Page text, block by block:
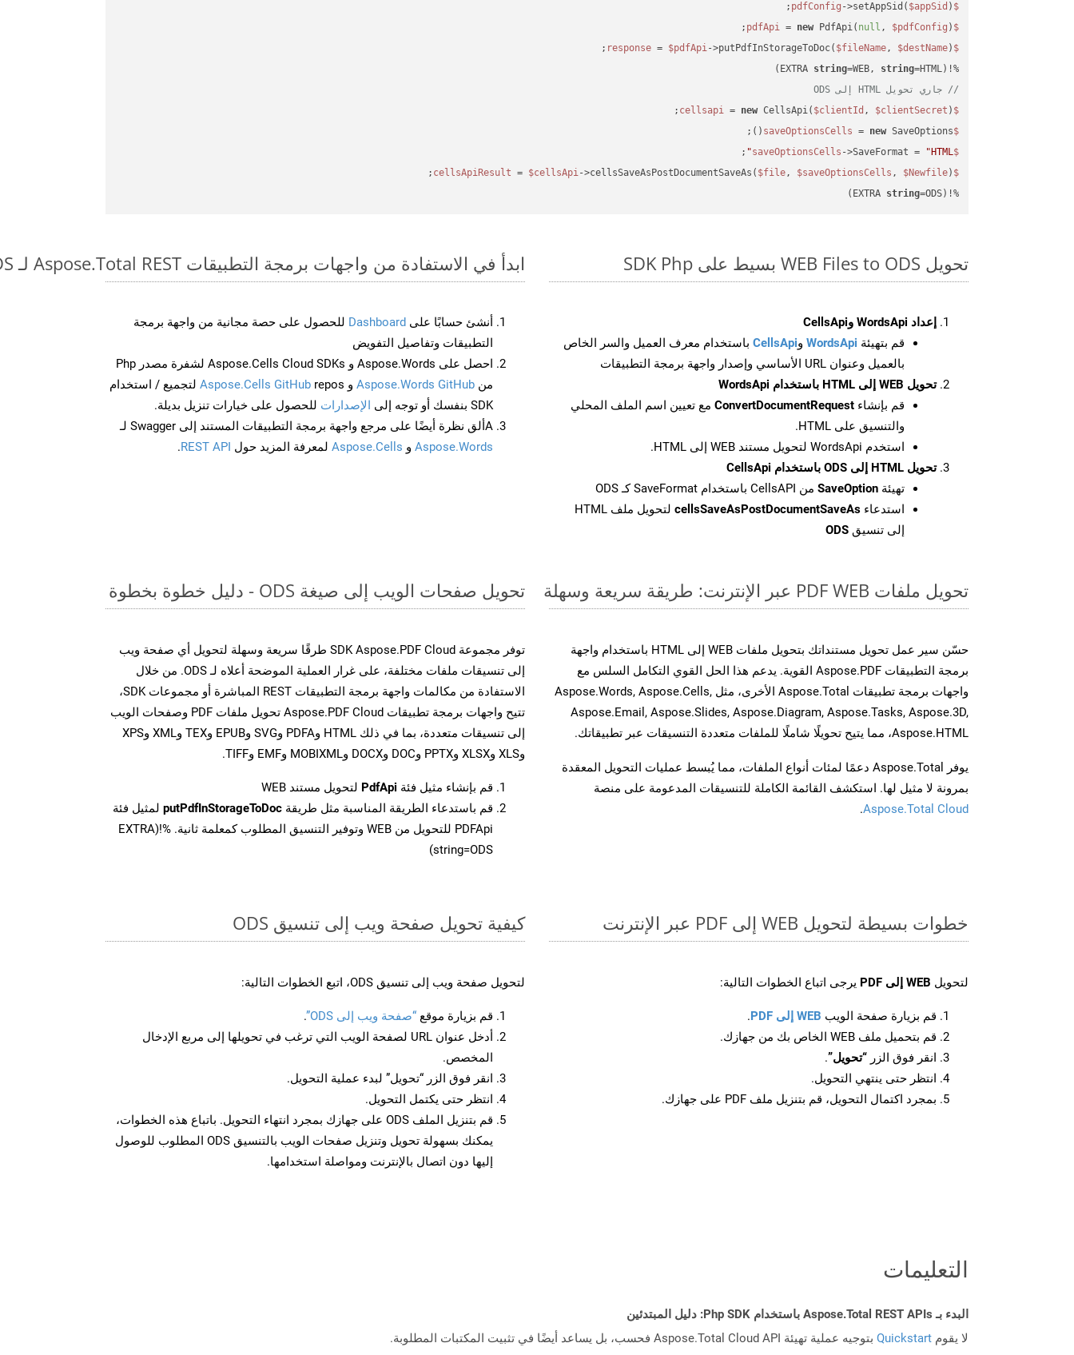
$pdfConfig
->setAppSid( $appSid );
$pdfApi
= new PdfApi( null , $pdfConfig );
$response
= $pdfApi->putPdfInStorageToDoc( $fileName, $destName
%!(EXTRA
string=WEB, string=HTML)
// جاري تحويل HTML إلى ODS
$cellsapi
= new CellsApi( $clientId , $clientSecret );
$saveOptionsCells
= new SaveOptions();
$saveOptionsCells
->SaveFormat = "HTML"
;
$cellsApiResult
= $cellsApi->cellsSaveAsPostDocumentSaveAs( $file, $saveOptionsCells , $Newfile
%!(EXTRA
string=ODS)
تحويل WEB Files to ODS بسيط على SDK Php
إعداد WordsApi وCellsApi
قم بتهيئة WordsApi وCellsApi باستخدام معرف العميل والسر الخاص
بالعميل وعنوان URL الأساسي وإصدار واجهة برمجة التطبيقات
تحويل WEB إلى HTML باستخدام WordsApi
قم بإنشاء ConvertDocumentRequest مع تعيين اسم الملف المحلي
والتنسيق على HTML.
استخدم WordsApi لتحويل مستند WEB إلى HTML.
تحويل HTML إلى ODS باستخدام CellsApi
تهيئة SaveOption من CellsAPI باستخدام SaveFormat كـ ODS
استدعاء cellsSaveAsPostDocumentSaveAs
لتحويل ملف HTML
إلى تنسيق ODS
ابدأ في الاستفادة من واجهات برمجة التطبيقات Aspose.Total REST لـ WEB to ODS
أنشئ حسابًا على Dashboard للحصول على حصة مجانية من واجهة برمجة
التطبيقات وتفاصيل التفويض
احصل على Aspose.Words و Aspose.Cells Cloud SDKs لشفرة مصدر Php
من Aspose.Words GitHub و Aspose.Cells GitHub repos لتجميع / استخدام
SDK بنفسك أو توجه إلى
الإصدارات للحصول على خيارات تنزيل بديلة.
Aألق نظرة أيضًا على مرجع واجهة برمجة التطبيقات المستند إلى Swagger لـ
Aspose.Words و Aspose.Cells لمعرفة المزيد حول REST API
.
تحويل ملفات PDF WEB عبر الإنترنت: طريقة سريعة وسهلة
حسّن سير عمل تحويل مستنداتك بتحويل ملفات WEB إلى HTML باستخدام واجهة
برمجة التطبيقات Aspose.PDF القوية. يدعم هذا الحل القوي التكامل السلس مع
واجهات برمجة تطبيقات Aspose.Total الأخرى، مثل Aspose.Words, Aspose.Cells,
Aspose.Email, Aspose.Slides, Aspose.Diagram, Aspose.Tasks, Aspose.3D,
Aspose.HTML، مما يتيح تحويلًا شاملًا للملفات متعددة التنسيقات عبر تطبيقاتك.
يوفر Aspose.Total دعمًا لمئات أنواع الملفات، مما يُبسط عمليات التحويل المعقدة
بمرونة لا مثيل لها. استكشف القائمة الكاملة للتنسيقات المدعومة على منصة
Aspose.Total Cloud
.
تحويل صفحات الويب إلى صيغة ODS - دليل خطوة بخطوة
توفر مجموعة SDK Aspose.PDF Cloud طرقًا سريعة وسهلة لتحويل أي صفحة ويب
إلى تنسيقات ملفات مختلفة، على غرار العملية الموضحة أعلاه لـ ODS. من خلال
الاستفادة من مكالمات واجهة برمجة التطبيقات REST المباشرة أو مجموعات SDK،
تتيح واجهات برمجة تطبيقات Aspose.PDF Cloud تحويل ملفات PDF وصفحات الويب
إلى تنسيقات متعددة، بما في ذلك HTML وPDFA وSVG وEPUB وTEX وXML وXPS
وXLS وXLSX وPPTX وDOC وDOCX وMOBIXML وEMF وTIFF.
قم بإنشاء مثيل فئة PdfApi لتحويل مستند WEB
قم باستدعاء الطريقة المناسبة مثل طريقة putPdfInStorageToDoc لمثيل فئة
PDFApi للتحويل من WEB وتوفير التنسيق المطلوب كمعلمة ثانية. %!(EXTRA
string=ODS)
خطوات بسيطة لتحويل WEB إلى PDF عبر الإنترنت
لتحويل WEB إلى PDF يرجى اتباع الخطوات التالية:
قم بزيارة صفحة الويب WEB إلى PDF
.
قم بتحميل ملف WEB الخاص بك من جهازك.
انقر فوق الزر “تحويل”.
انتظر حتى ينتهي التحويل.
بمجرد اكتمال التحويل، قم بتنزيل ملف PDF على جهازك.
كيفية تحويل صفحة ويب إلى تنسيق ODS
لتحويل صفحة ويب إلى تنسيق ODS، اتبع الخطوات التالية:
قم بزيارة موقع “صفحة ويب إلى ODS”
.
أدخل عنوان URL لصفحة الويب التي ترغب في تحويلها إلى مربع الإدخال
المخصص.
انقر فوق الزر “تحويل” لبدء عملية التحويل.
انتظر حتى يكتمل التحويل.
قم بتنزيل الملف ODS على جهازك بمجرد انتهاء التحويل. باتباع هذه الخطوات،
يمكنك بسهولة تحويل وتنزيل صفحات الويب بالتنسيق ODS المطلوب للوصول
إليها دون اتصال بالإنترنت ومواصلة استخدامها.
التعليمات
البدء بـ Aspose.Total REST APIs باستخدام Php SDK: دليل المبتدئين
لا يقوم Quickstart بتوجيه عملية تهيئة Aspose.Total Cloud API فحسب، بل يساعد أيضًا في تثبيت المكتبات المطلوبة.